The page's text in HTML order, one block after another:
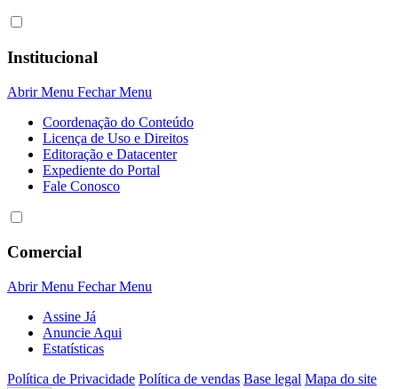
Institucional
Abrir Menu Fechar Menu
Coordenação do Conteúdo
Licença de Uso e Direitos
Editoração e Datacenter
Expediente do Portal
Fale Conosco
Comercial
Abrir Menu Fechar Menu
Assine Já
Anuncie Aqui
Estatísticas
Política de Privacidade Política de vendas Base legal Mapa do site